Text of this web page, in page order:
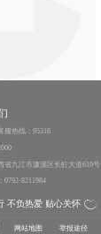
服热线：95316
省九江市濂溪区长虹大道619号
0792-8211984
不负热爱 贴心关怀
网站地图 举报途径